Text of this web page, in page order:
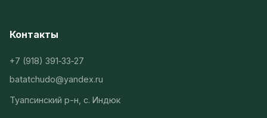
Контакты
+7 (918) 391‑33‑27
batatchudo@yandex.ru
Туапсинский р-н, с. Индюк